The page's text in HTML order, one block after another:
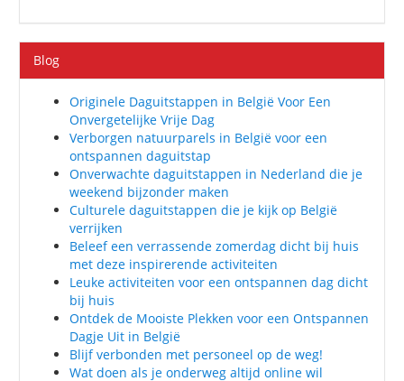
Blog
Originele Daguitstappen in België Voor Een
Onvergetelijke Vrije Dag
Verborgen natuurparels in België voor een
ontspannen daguitstap
Onverwachte daguitstappen in Nederland die je
weekend bijzonder maken
Culturele daguitstappen die je kijk op België
verrijken
Beleef een verrassende zomerdag dicht bij huis
met deze inspirerende activiteiten
Leuke activiteiten voor een ontspannen dag dicht
bij huis
Ontdek de Mooiste Plekken voor een Ontspannen
Dagje Uit in België
Blijf verbonden met personeel op de weg!
Wat doen als je onderweg altijd online wil